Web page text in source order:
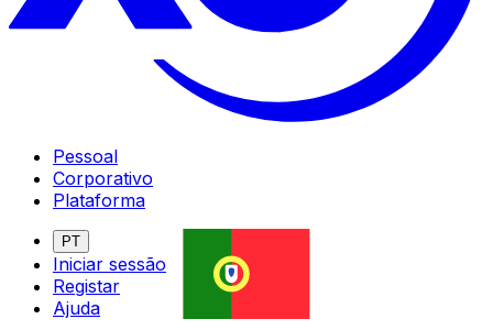
Pessoal
Corporativo
Plataforma
PT
Iniciar sessão
Registar
Ajuda